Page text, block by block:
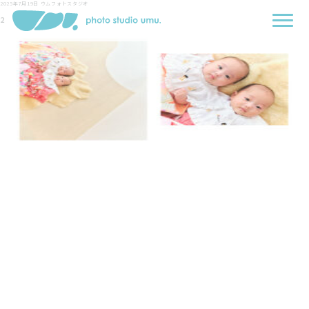
2025年7月19日 ウムフォトスタジオ
2